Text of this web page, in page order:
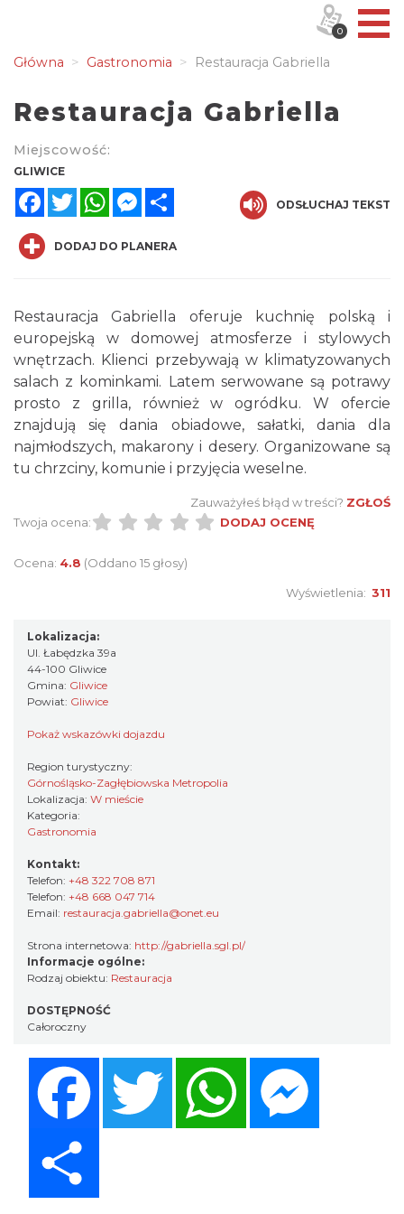
Główna Gastronomia Restauracja Gabriella
Restauracja Gabriella
Miejscowość:
GLIWICE
FacebookTwitterWhatsAppMessenger
ODSŁUCHAJ TEKST
DODAJ DO PLANERA
Restauracja Gabriella oferuje kuchnię polską i
europejską w domowej atmosferze i stylowych
wnętrzach. Klienci przebywają w klimatyzowanych
salach z kominkami. Latem serwowane są potrawy
prosto z grilla, również w ogródku. W ofercie
znajdują się dania obiadowe, sałatki, dania dla
najmłodszych, makarony i desery. Organizowane są
tu chrzciny, komunie i przyjęcia weselne.
Zauważyłeś błąd w treści? ZGŁOŚ
Twoja ocena:
DODAJ OCENĘ
Ocena: 4.8 (Oddano 15 głosy)
Wyświetlenia: 311
Lokalizacja:
Ul. Łabędzka 39a
44-100 Gliwice
Gmina: Gliwice
Powiat: Gliwice
Pokaż wskazówki dojazdu
Region turystyczny:
Górnośląsko-Zagłębiowska Metropolia
Lokalizacja: W mieście
Kategoria:
Gastronomia
Kontakt:
Telefon: +48 322 708 871
Telefon: +48 668 047 714
Email: restauracja.gabriella@onet.eu
Strona internetowa: http://gabriella.sgl.pl/
Informacje ogólne:
Rodzaj obiektu: Restauracja
DOSTĘPNOŚĆ
Całoroczny
Twitter WhatsApp
0